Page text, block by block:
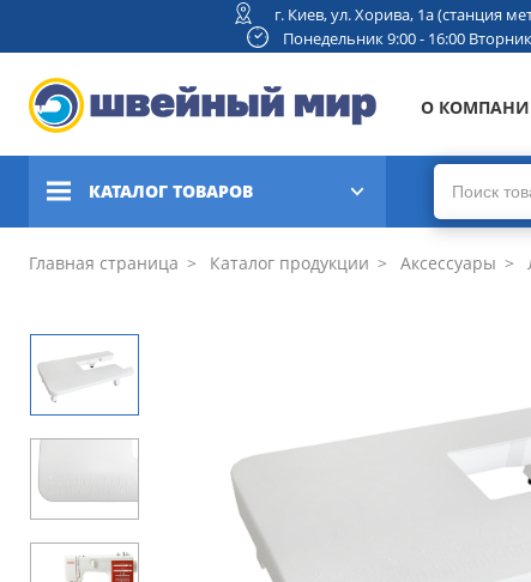
г. Киев, ул. Хорива, 1а (станция
Понедельник 9:00 - 16:00
О
КАТАЛОГ ТОВАРОВ
Швейные машины
плоскошовные машины
Вязальные машины
Аксессуары
Главная страница Каталог продукции Аксессуары